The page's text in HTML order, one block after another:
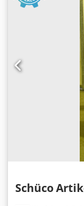
Schüco